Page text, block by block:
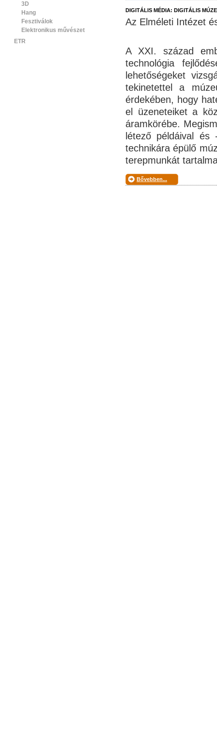
3D
Hang
Fesztiválok
Elektronikus művészet
ETR
DIGITÁLIS MÉDIA: DIGITÁLIS
Az Elméleti Intézet
A XXI. század
technológia
lehetőségeket
tekinetettel a
érdekében, hogy
el üzeneteiket a
áramkörébe.
létező példáival és
technikára épülő
terepmunkát
Bővebben...